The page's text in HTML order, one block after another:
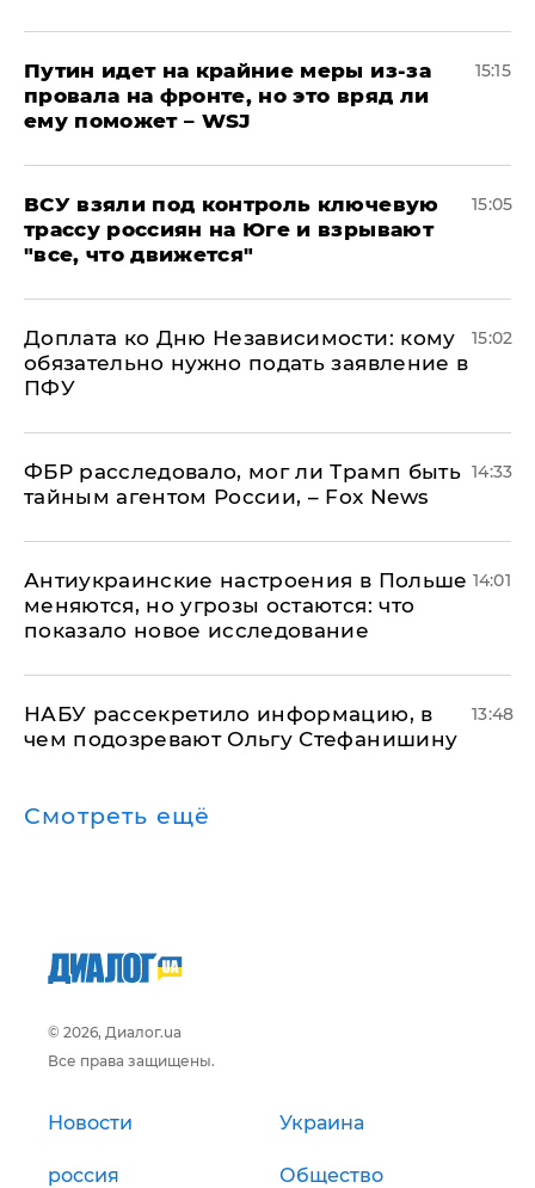
Путин идет на крайние меры из-за
провала на фронте, но это вряд ли
ему поможет – WSJ
15:15
ВСУ взяли под контроль ключевую
трассу россиян на Юге и взрывают
"все, что движется"
15:05
Доплата ко Дню Независимости: кому
обязательно нужно подать заявление в
ПФУ
15:02
ФБР расследовало, мог ли Трамп быть
тайным агентом России, – Fox News
14:33
Антиукраинские настроения в Польше
меняются, но угрозы остаются: что
показало новое исследование
14:01
НАБУ рассекретило информацию, в
чем подозревают Ольгу Стефанишину
13:48
Смотреть ещё
© 2026, Диалог.ua
Все права защищены.
Новости Украина
россия Общество